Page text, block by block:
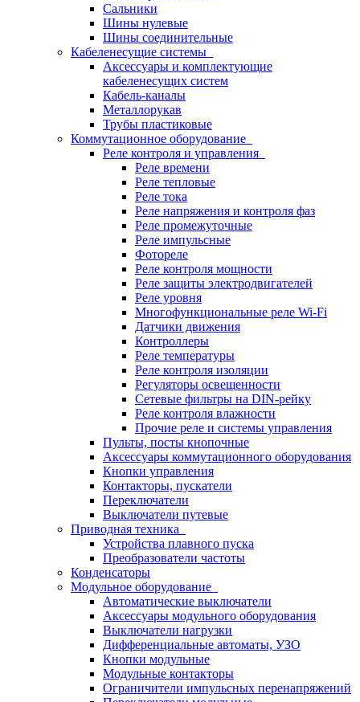
Сальники
Шины нулевые
Шины соединительные
Кабеленесущие системы
Аксессуары и комплектующие
кабеленесущих систем
Кабель-каналы
Металлорукав
Трубы пластиковые
Коммутационное оборудование
Реле контроля и управления
Реле времени
Реле тепловые
Реле тока
Реле напряжения и контроля фаз
Реле промежуточные
Реле импульсные
Фотореле
Реле контроля мощности
Реле защиты электродвигателей
Реле уровня
Многофункциональные реле Wi-Fi
Датчики движения
Контроллеры
Реле температуры
Реле контроля изоляции
Регуляторы освещенности
Сетевые фильтры на DIN-рейку
Реле контроля влажности
Прочие реле и системы управления
Пульты, посты кнопочные
Аксессуары коммутационного оборудования
Кнопки управления
Контакторы, пускатели
Переключатели
Выключатели путевые
Приводная техника
Устройства плавного пуска
Преобразователи частоты
Конденсаторы
Модульное оборудование
Автоматические выключатели
Аксессуары модульного оборудования
Выключатели нагрузки
Дифференциальные автоматы, УЗО
Кнопки модульные
Модульные контакторы
Ограничители импульсных перенапряжений